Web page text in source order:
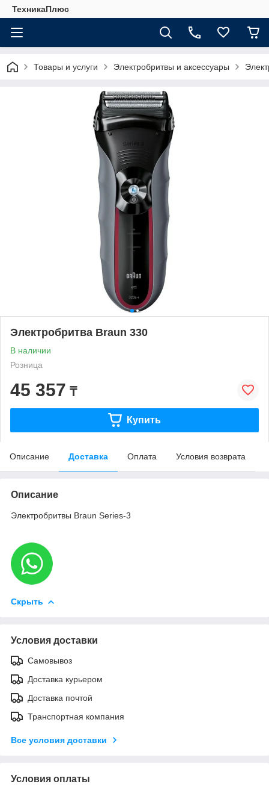
ТехникаПлюс
Товары и услуги Электробритвы и аксессуары
Электробритва Braun 330
В наличии
Розница
45 357 ₸
Купить
Описание Доставка Оплата Условия возврата
Описание
Электробритвы Braun Series-3
Скрыть
Условия доставки
Самовывоз
Доставка курьером
Доставка почтой
Транспортная компания
Все условия доставки
Условия оплаты